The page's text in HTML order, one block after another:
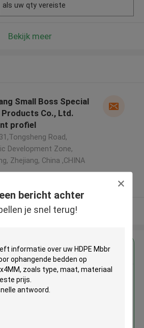
bericht achter
je snel terug!
als uw qty vereiste
Bekijk meer
Small Boss Special
Co., Ltd.
profiel
Road,
Development Zone,
Zhejiang, China ,CHINA
Bekijk meer
beste prijs voor
HDPE Mbbr Drager Biofilter voor
bedden op